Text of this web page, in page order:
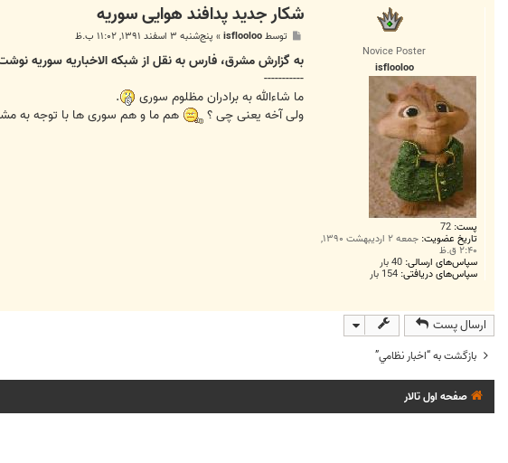
Novice Poster
isflooloo
پست: 72
تاریخ عضویت: جمعه ۲ اردیبهشت ۱۳۹۰,
۲:۴۰ ق.ظ
سپاس‌های ارسالی: 40 بار
سپاس‌های دریافتی: 154 بار
شکار جدید پدافند هوایی سوریه
ت
توسطisflooloo
» پنج‌شنبه ۳ اسفند ۱۳۹۱, ۱۱:۰۲ ب.ظ
به گزارش مشرق، فارس به نقل از شبکه الاخباریه سوریه
-----------
ما شاءالله به برادران مظلوم سوری
.
ولی آخه یعنی چی ؟
هم ما و هم سوری ها با توجه به
ارسال پست
بازگشت به “اخبار نظامي”
صفحه اول تالار